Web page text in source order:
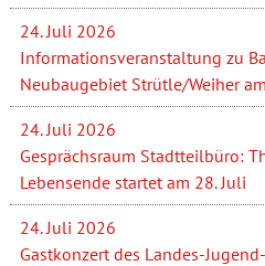
24. Juli 2026
Informationsveranstaltung zu
Neubaugebiet Strütle/Weiher
24. Juli 2026
Gesprächsraum Stadtteilbüro:
Lebensende startet am 28. Juli
24. Juli 2026
Gastkonzert des Landes-